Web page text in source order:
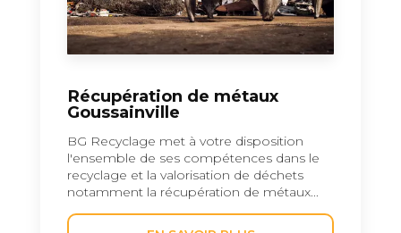
Récupération de métaux
Goussainville
BG Recyclage met à votre disposition
l'ensemble de ses compétences dans le
recyclage et la valorisation de déchets
notamment la récupération de métaux...